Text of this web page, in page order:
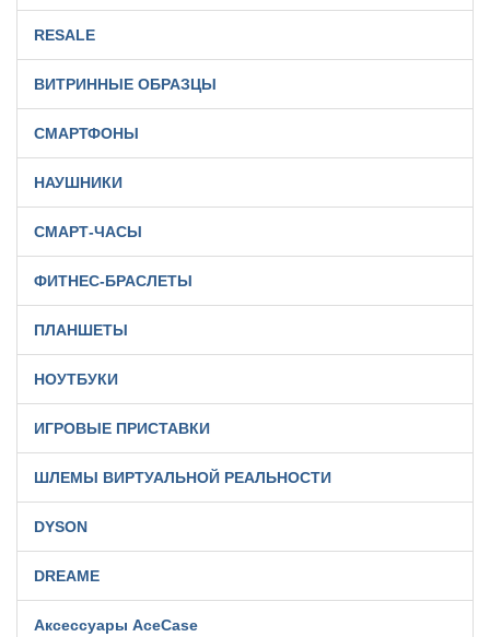
RESALE
ВИТРИННЫЕ ОБРАЗЦЫ
СМАРТФОНЫ
НАУШНИКИ
СМАРТ-ЧАСЫ
ФИТНЕС-БРАСЛЕТЫ
ПЛАНШЕТЫ
НОУТБУКИ
ИГРОВЫЕ ПРИСТАВКИ
ШЛЕМЫ ВИРТУАЛЬНОЙ РЕАЛЬНОСТИ
DYSON
DREAME
Аксессуары AceCase